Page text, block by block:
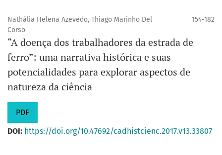
Nathália Helena Azevedo, Thiago Marinho Del
Corso
154-182
“A doença dos trabalhadores da estrada de
ferro”: uma narrativa histórica e suas
potencialidades para explorar aspectos de
natureza da ciência
PDF
DOI: https://doi.org/10.47692/cadhistcienc.2017.v13.33807